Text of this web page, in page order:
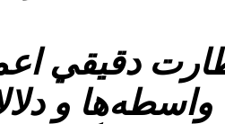
دقيقي
و